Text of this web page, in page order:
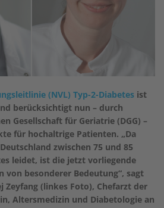
(NVL) Typ-2-Diabetes ist
berücksichtigt nun – durch
Gesellschaft für Geriatrie (DGG) –
für hochaltrige Patienten. „Da
zwischen 75 und 85
leidet, ist die jetzt vorliegende
von besonderer Bedeutung“, sagt
Zeyfang (linkes Foto), Chefarzt der
Altersmedizin und Diabetologie an